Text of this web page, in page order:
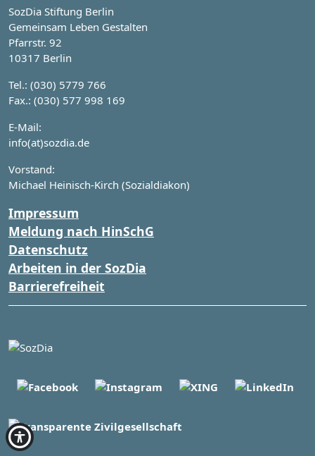
SozDia Stiftung Berlin
Gemeinsam Leben Gestalten
Pfarrstr. 92
10317 Berlin
Tel.: (030) 5779 766
Fax.: (030) 577 998 169
E-Mail:
info(at)sozdia.de
Vorstand:
Michael Heinisch-Kirch (Sozialdiakon)
Impressum
Meldung nach HinSchG
Datenschutz
Arbeiten in der SozDia
Barrierefreiheit
Kontrast Modus aktivieren